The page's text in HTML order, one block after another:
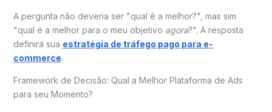
A pergunta não deveria ser "qual é a melhor?", mas sim
"qual é a melhor para o meu objetivo agora?". A resposta
definirá sua estratégia de tráfego pago para e-
commerce.
Framework de Decisão: Qual a Melhor Plataforma de Ads
para seu Momento?